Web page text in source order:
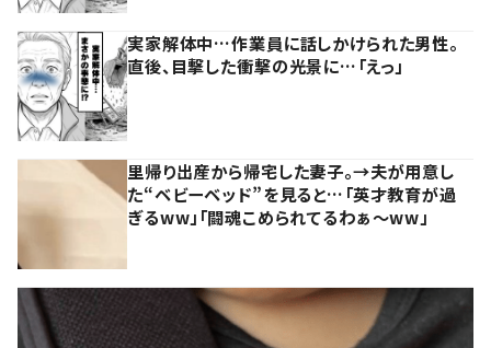
実家解体中…作業員に話しかけられた男性。
直後、目撃した衝撃の光景に…「えっ」
里帰り出産から帰宅した妻子。→夫が用意し
た“ベビーベッド”を見ると…「英才教育が過
ぎるww」「闘魂こめられてるわぁ～ww」